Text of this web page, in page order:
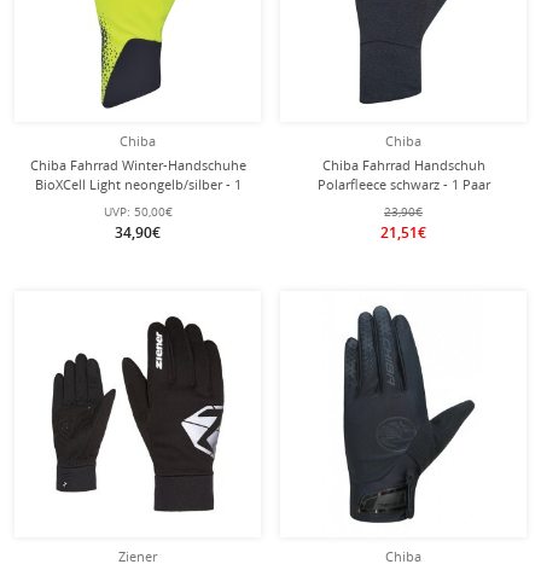
Chiba
Chiba Fahrrad Winter-Handschuhe
BioXCell Light neongelb/silber - 1
Paar
UVP: 50,00€
34,90€
Chiba
Chiba Fahrrad Handschuh
Polarfleece schwarz - 1 Paar
23,90€
21,51€
Ziener
Chiba